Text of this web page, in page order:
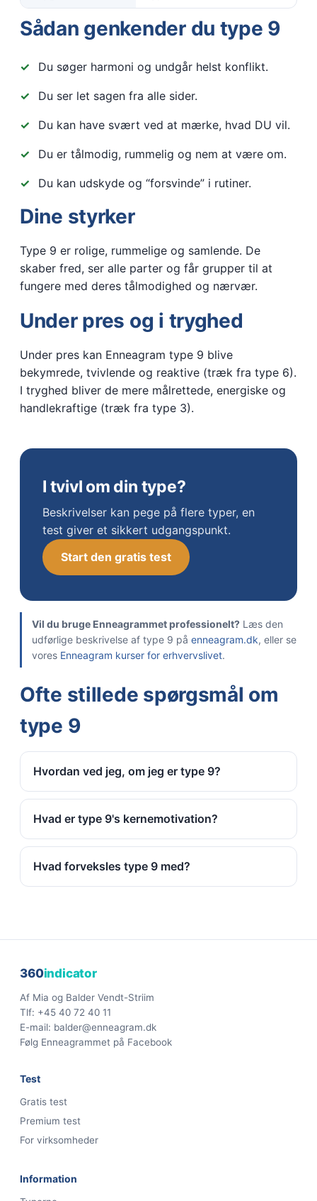
Sådan genkender du type 9
Du søger harmoni og undgår helst konflikt.
Du ser let sagen fra alle sider.
Du kan have svært ved at mærke, hvad DU vil.
Du er tålmodig, rummelig og nem at være om.
Du kan udskyde og “forsvinde” i rutiner.
Dine styrker
Type 9 er rolige, rummelige og samlende. De
skaber fred, ser alle parter og får grupper til at
fungere med deres tålmodighed og nærvær.
Under pres og i tryghed
Under pres kan Enneagram type 9 blive
bekymrede, tvivlende og reaktive (træk fra type 6).
I tryghed bliver de mere målrettede, energiske og
handlekraftige (træk fra type 3).
I tvivl om din type?
Beskrivelser kan pege på flere typer, en
test giver et sikkert udgangspunkt.
Start den gratis test
Vil du bruge Enneagrammet professionelt? Læs den
udførlige beskrivelse af type 9 på enneagram.dk, eller se
vores Enneagram kurser for erhvervslivet.
Ofte stillede spørgsmål om
type 9
Hvordan ved jeg, om jeg er type 9?
Hvad er type 9's kernemotivation?
Hvad forveksles type 9 med?
360indicator
Af Mia og Balder Vendt-Striim
Tlf: +45 40 72 40 11
E-mail: balder@enneagram.dk
Følg Enneagrammet på Facebook
Test
Gratis test
Premium test
For virksomheder
Information